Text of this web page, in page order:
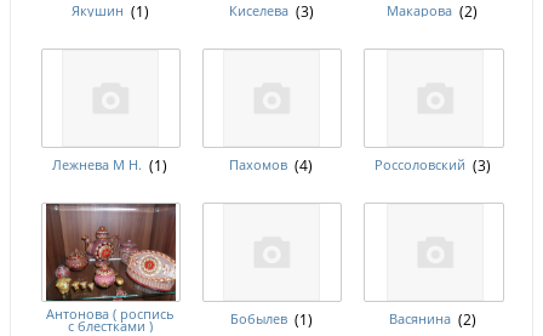
Якушин (1) Киселева (3) Макарова (2)
Лежнева М Н. (1) Пахомов (4) Россоловский (3)
Антонова ( роспись
с блестками ) Бобылев (1) Васянина (2)